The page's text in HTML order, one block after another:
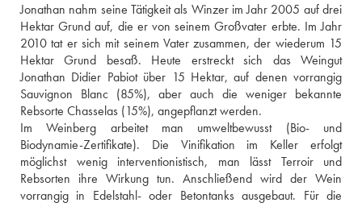
Jonathan nahm seine Tätigkeit als Winzer im Jahr 2005 auf drei
Hektar Grund auf, die er von seinem Großvater erbte. Im Jahr
2010 tat er sich mit seinem Vater zusammen, der wiederum 15
Hektar Grund besaß. Heute erstreckt sich das Weingut
Jonathan Didier Pabiot über 15 Hektar, auf denen vorrangig
Sauvignon Blanc (85%), aber auch die weniger bekannte
Rebsorte Chasselas (15%), angepflanzt werden.
Im Weinberg arbeitet man umweltbewusst (Bio- und
Biodynamie-Zertifikate). Die Vinifikation im Keller erfolgt
möglichst wenig interventionistisch, man lässt Terroir und
Rebsorten ihre Wirkung tun. Anschließend wird der Wein
vorrangig in Edelstahl- oder Betontanks ausgebaut. Für die